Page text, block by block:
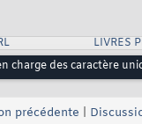
LIVRES
charge des caractère
précédente